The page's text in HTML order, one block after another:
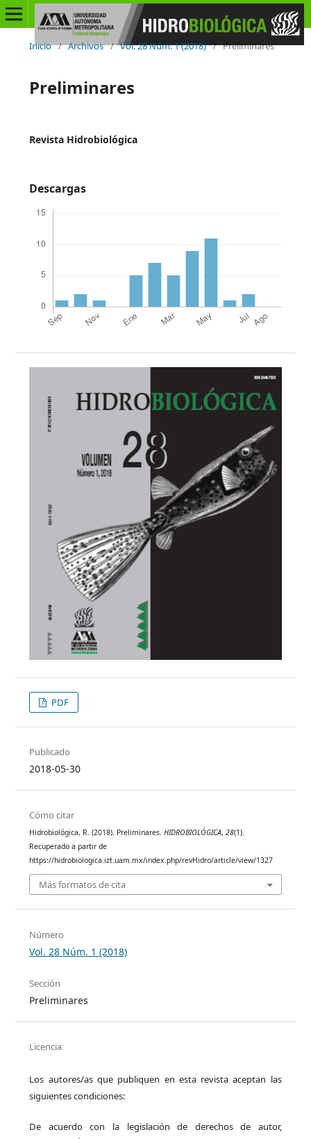
Inicio / Archivos / Vol. 28 Núm. 1 (2018) / Preliminares
Preliminares
Revista Hidrobiológica
Descargas
PDF
Publicado
2018-05-30
Cómo citar
Hidrobiológica, R. (2018). Preliminares.HIDROBIOLÓGICA,28(1).
Recuperado a partir de
https://hidrobiologica.izt.uam.mx/index.php/revHidro/article/view/1327
Más formatos de cita
Número
Vol. 28 Núm. 1 (2018)
Sección
Preliminares
Licencia
Los autores/as que publiquen en esta revista aceptan las
siguientes condiciones:
De acuerdo con la legislación de derechos de autor,